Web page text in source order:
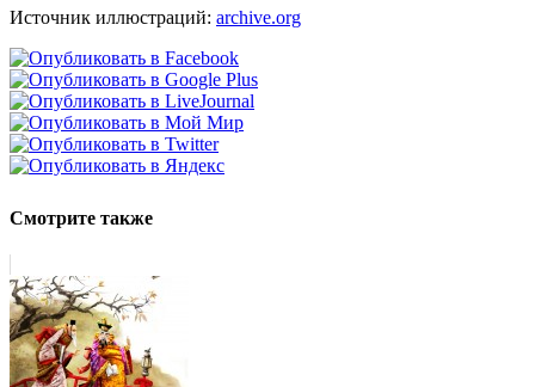
Источник иллюстраций: archive.org
Смотрите также